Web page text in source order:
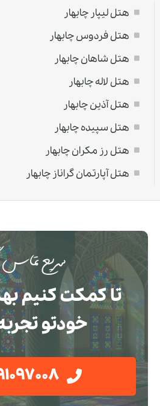
هتل لیپار چابهار
هتل فردوس چابهار
هتل شاهان چابهار
هتل لاله چابهار
هتل آذین چابهار
هتل سپیده چابهار
هتل رز مکران چابهار
هتل آپارتمان گراناز چابهار
سریع تماس
تا کمکت کنیم
خودتو